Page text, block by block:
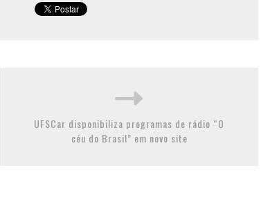
UFSCar disponibiliza programas de rádio “O
céu do Brasil” em novo site